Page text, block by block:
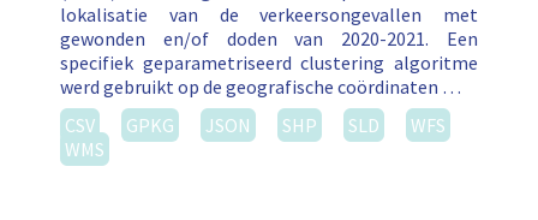
lokalisatie van de verkeersongevallen met
gewonden en/of doden van 2020-2021. Een
specifiek geparametriseerd clustering algoritme
werd gebruikt op de geografische coördinaten …
CSV
GPKG JSON SHP SLD
WFS
WMS